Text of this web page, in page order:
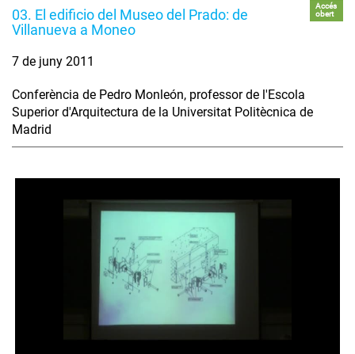
03. El edificio del Museo del Prado: de
Villanueva a Moneo
Accés
obert
7 de juny 2011
Conferència de Pedro Monleón, professor de l'Escola
Superior d'Arquitectura de la Universitat Politècnica de
Madrid